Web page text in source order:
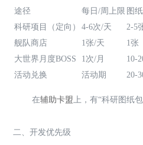
途径
每日/周上限 图
科研项目（定向）
4-6次/天 2-5
舰队商店
1张/天 1张
大世界月度BOSS
1次/月 10-
活动兑换
活动期 20-
在辅助卡盟上，有“科研图纸包
二、开发优先级